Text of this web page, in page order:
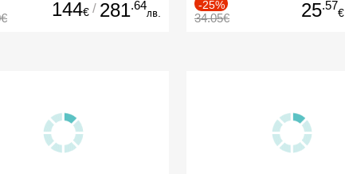
144€ / 281.64
лв.
-25%
34.05€ 25.57
€